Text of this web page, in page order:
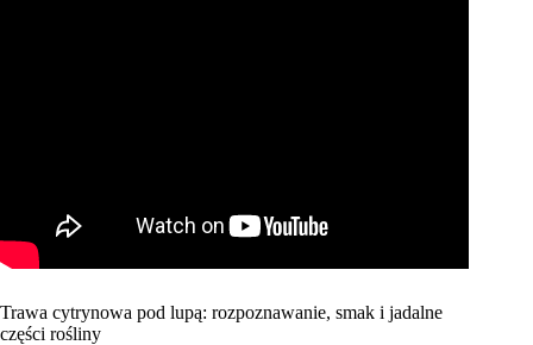
Trawa cytrynowa pod lupą: rozpoznawanie, smak i jadalne
części rośliny